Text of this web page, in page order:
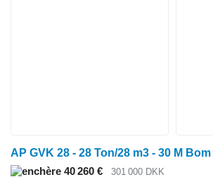
AP GVK 28 - 28 Ton/28 m3 - 30 M Bom
40 260 €
301 000 DKK